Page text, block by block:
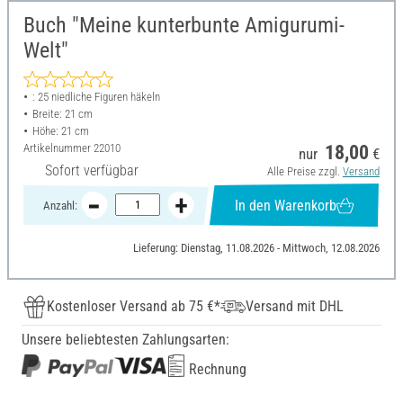
Buch "Meine kunterbunte Amigurumi-
Welt"
: 25 niedliche Figuren häkeln
Breite: 21 cm
Höhe: 21 cm
Artikelnummer 22010
Sofort verfügbar
nur 18,00 €
Alle Preise zzgl. Versand
Anzahl: In den Warenkorb
Lieferung: Dienstag, 11.08.2026 - Mittwoch, 12.08.2026
Kostenloser Versand ab 75 €*
Versand mit DHL
Unsere beliebtesten Zahlungsarten:
Rechnung